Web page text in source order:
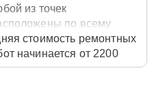
из точек
по всему
стоимость ремонтных
начинается от 2200
виды